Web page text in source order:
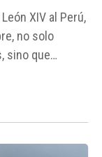
XIV al Perú,
no solo
sino que
destinos de